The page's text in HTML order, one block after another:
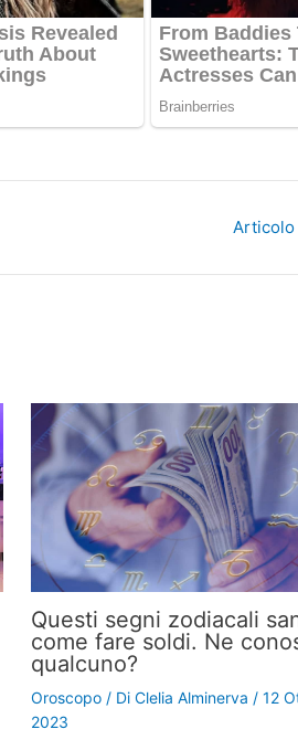
Articolo
Questi segni zodiacali
come fare soldi. Ne
qualcuno?
Oroscopo/ Di Clelia Alminerva / 12
2023